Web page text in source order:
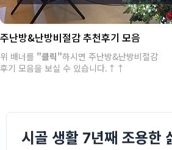
주난방&난방비절감 추천후기 모음
위 배너를 "클릭"하시면 주난방&난방비절감
후기 모음을 보실 수 있습니다.↑↑
시골 생활 7년째 조용한